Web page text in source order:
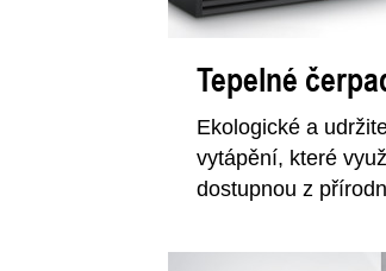
Tepelné
Ekologické a
vytápění, které
dostupnou z